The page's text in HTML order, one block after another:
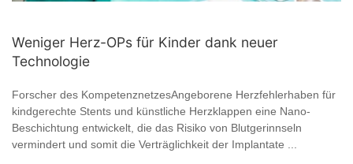
Weniger Herz-OPs für Kinder dank neuer
Technologie
Forscher des KompetenznetzesAngeborene Herzfehlerhaben für
kindgerechte Stents und künstliche Herzklappen eine Nano-
Beschichtung entwickelt, die das Risiko von Blutgerinnseln
vermindert und somit die Verträglichkeit der Implantate ...